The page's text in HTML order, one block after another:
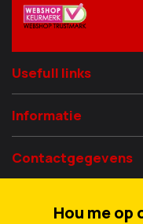
Usefull links
Informatie
Contactgegevens
Hou me op